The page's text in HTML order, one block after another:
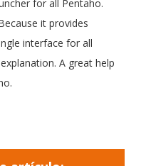
for all Pentaho.
it provides
interface for all
A great help